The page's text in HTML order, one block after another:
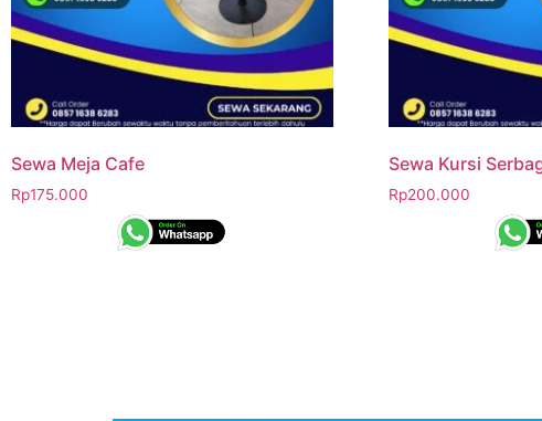
Sewa Meja Cafe
Rp175.000
Sewa Kursi
Rp200.000